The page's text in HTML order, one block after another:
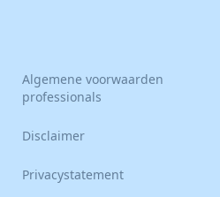
Algemene voorwaarden
professionals
Disclaimer
Privacystatement